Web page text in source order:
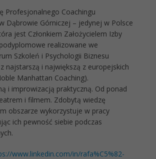
Profesjonalnego Coachingu
Dąbrowie Górniczej – jedynej w Polsce
jest Członkiem Założycielem Izby
realizowane we
Szkoleń i Psychologii Biznesu
najstarszą i największą z europejskich
Manhattan Coaching).
i improwizacją praktyczną. Od ponad
i filmem. Zdobytą wiedzę
obszarze wykorzystuje w pracy
ich pewność siebie podczas
www.linkedin.com/in/rafa%C5%82-